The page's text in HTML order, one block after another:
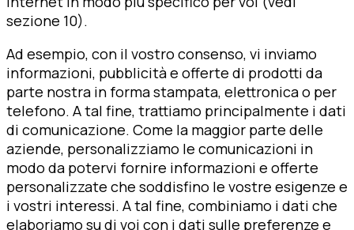
sezione 10).
Ad esempio, con il vostro consenso, vi inviamo
informazioni, pubblicità e offerte di prodotti da
parte nostra in forma stampata, elettronica o per
telefono. A tal fine, trattiamo principalmente i dati
di comunicazione. Come la maggior parte delle
aziende, personalizziamo le comunicazioni in
modo da potervi fornire informazioni e offerte
personalizzate che soddisfino le vostre esigenze e
i vostri interessi. A tal fine, combiniamo i dati che
elaboriamo su di voi con i dati sulle preferenze e